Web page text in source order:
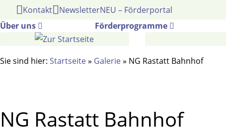
Gehe
Inhalt
Kontakt NewsletterNEU – Förderportal
Über uns
Förderprogramme
Sie sind hier: Startseite» Galerie» NG Rastatt Bahnhof
NG Rastatt Bahnhof